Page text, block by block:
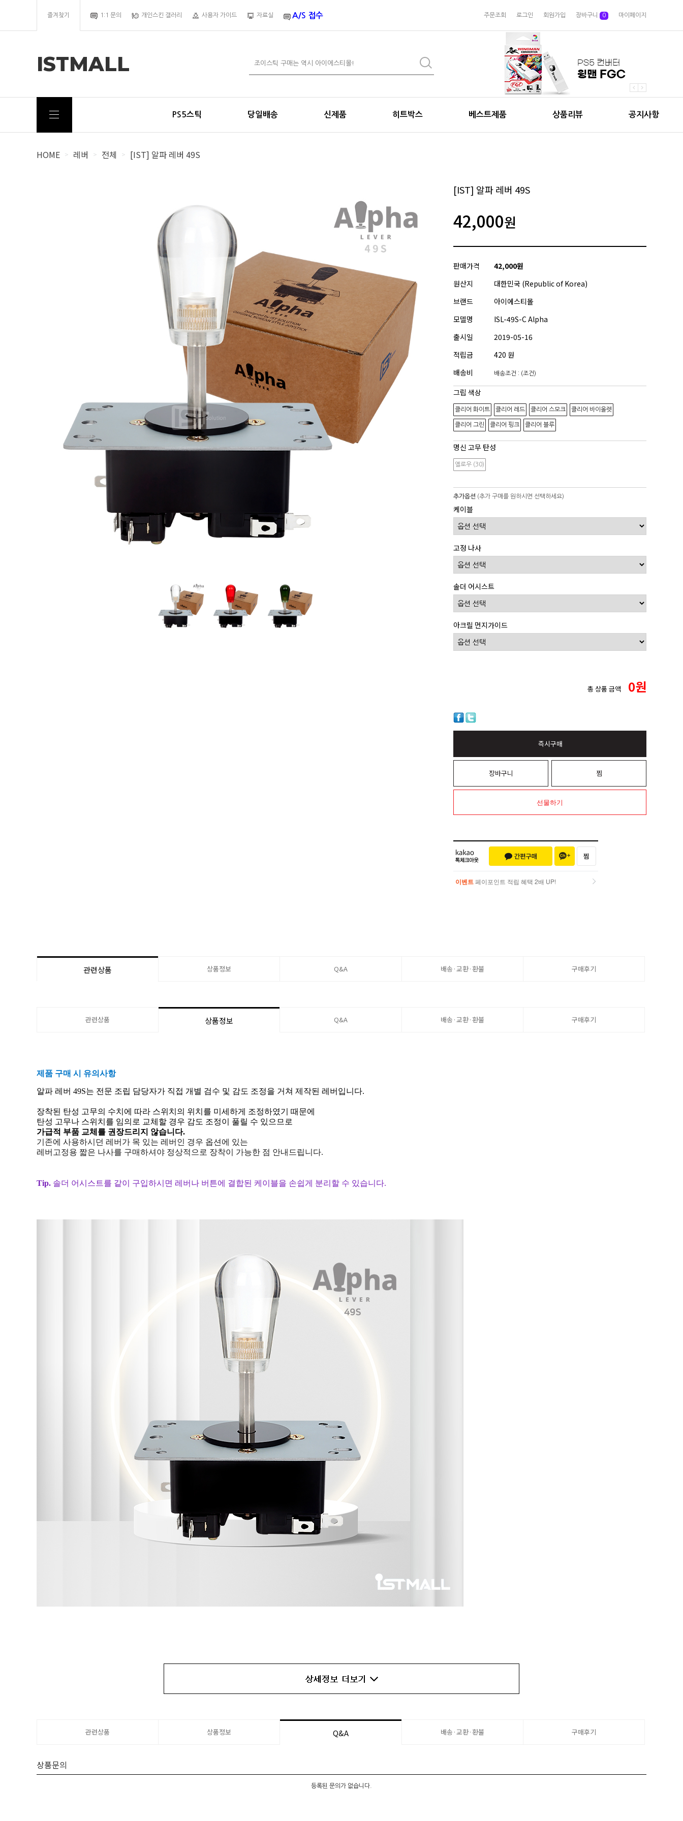
즐겨찾기 1:1 문의 개인스킨 갤러리 사용자 가이드 자료실 A/S 접수 주문조회 로그인 회원가입 장바구니 0 마이페이지
ISTMALL
PS5스틱 당일배송 신제품 히트박스 베스트제품 상품리뷰 공지사항
HOME > 레버 > 전체 > [IST] 알파 레버 49S
[IST] 알파 레버 49S
42,000원
판매가격
42,000원
원산지
대한민국 (Republic of Korea)
브랜드
아이에스티몰
모델명
ISL-49S-C Alpha
출시일
2019-05-16
적립금
420 원
배송비
배송조건 : (조건)
그립 색상
클리어 화이트 클리어 레드 클리어 스모크 클리어 바이올렛
클리어 그린 클리어 핑크 클리어 블루
명신 고무 탄성
옐로우 (30)
추가옵션 (추가 구매를 원하시면 선택하세요)
케이블
고정 나사
솔더 어시스트
아크릴 먼지가이드
총 상품 금액 0원
즉시구매
장바구니 찜
선물하기
이벤트 페이포인트 적립 혜택 2배 UP!
관련상품 상품정보 Q&A 배송·교환·환불 구매후기
관련상품 상품정보 Q&A 배송·교환·환불 구매후기
제품 구매 시 유의사항
알파 레버 49S는 전문 조립 담당자가 직접 개별 검수 및 감도 조정을 거쳐 제작된 레버입니다.
장착된 탄성 고무의 수치에 따라 스위치의 위치를 미세하게 조정하였기 때문에
탄성 고무나 스위치를 임의로 교체할 경우 감도 조정이 풀릴 수 있으므로
가급적 부품 교체를 권장드리지 않습니다.
기존에 사용하시던 레버가 목 있는 레버인 경우 옵션에 있는
레버고정용 짧은 나사를 구매하셔야 정상적으로 장착이 가능한 점 안내드립니다.
Tip. 솔더 어시스트를 같이 구입하시면 레버나 버튼에 결합된 케이블을 손쉽게 분리할 수 있습니다.
관련상품 상품정보 Q&A 배송·교환·환불 구매후기
상품문의
등록된 문의가 없습니다.